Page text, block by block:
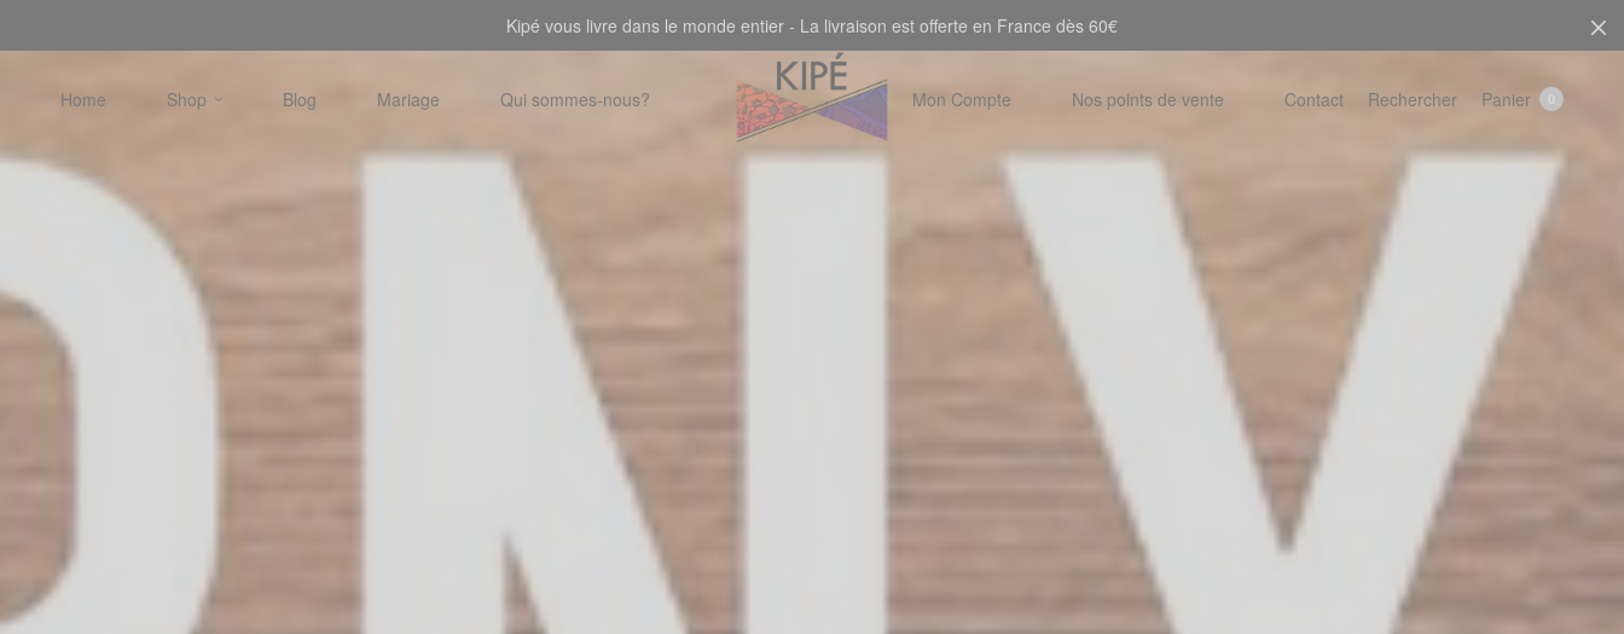
Kipé vous livre dans le monde entier - La livraison est offerte en France dès 60€
Home Shop Blog Mariage Qui sommes-nous? Mon Compte Nos points de vente Contact Rechercher Panier